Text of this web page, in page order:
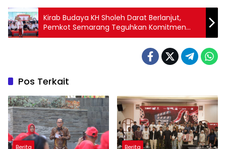
Kirab Budaya KH Sholeh Darat Berlanjut,
Pemkot Semarang Teguhkan Komitmen
Lestarikan Tradisi
Pos Terkait
Berita Berita